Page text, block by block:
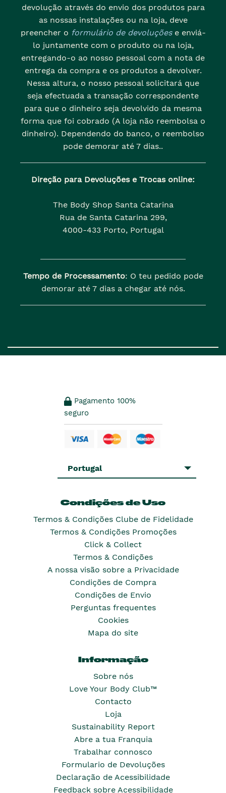
devolução através do envio dos produtos para
as nossas instalações ou na loja, deve
preencher o formulário de devoluçõese enviá-
lo juntamente com o produto ou na loja,
entregando-o ao nosso pessoal com a nota de
entrega da compra e os produtos a devolver.
Nessa altura, o nosso pessoal solicitará que
seja efectuada a transação correspondente
para que o dinheiro seja devolvido da mesma
forma que foi cobrado (A loja não reembolsa o
dinheiro). Dependendo do banco, o reembolso
pode demorar até 7 dias..
Direção para Devoluções e Trocas online:
The Body Shop Santa Catarina
Rua de Santa Catarina 299,
4000-433 Porto, Portugal
Tempo de Processamento: O teu pedido pode
demorar até 7 dias a chegar até nós.
Pagamento 100%
seguro
Portugal
Condições de Uso
Termos & Condições Clube de Fidelidade
Termos & Condições Promoções
Click & Collect
Termos & Condições
A nossa visão sobre a Privacidade
Condições de Compra
Condições de Envio
Perguntas frequentes
Cookies
Mapa do site
Informação
Sobre nós
Love Your Body Club™
Contacto
Loja
Sustainability Report
Abre a tua Franquia
Trabalhar connosco
Formulario de Devoluções
Declaração de Acessibilidade
Feedback sobre Acessibilidade